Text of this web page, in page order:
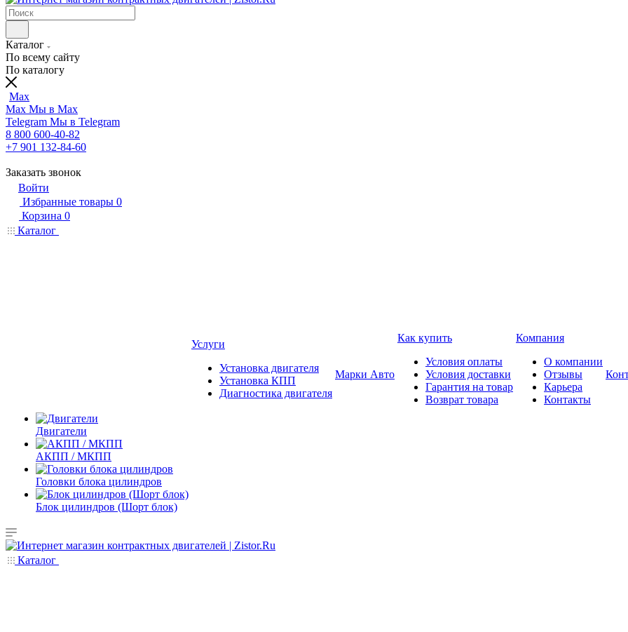
Каталог
По всему сайту
По каталогу
Max
Max Мы в Max
Telegram Мы в Telegram
8 800 600-40-82
+7 901 132-84-60
Заказать звонок
Войти
Избранные товары 0
Корзина 0
Каталог
Двигатели
АКПП / МКПП
Головки блока цилиндров
Блок цилиндров (Шорт блок)
Услуги
Установка двигателя
Установка КПП
Диагностика двигателя
Марки Авто
Как купить
Условия оплаты
Условия доставки
Гарантия на товар
Возврат товара
Компания
О компании
Отзывы
Карьера
Контакты
Каталог